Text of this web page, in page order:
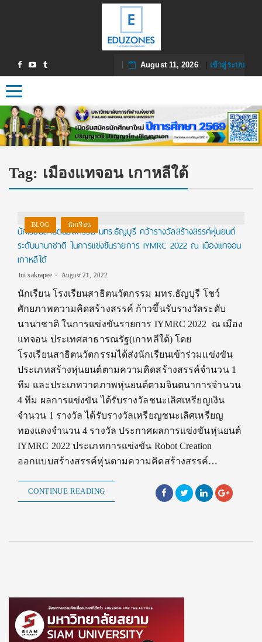
August 11, 2026| เข้าสู่ระบบ
Toggle navigation
Tag: เมืองแทจอน เกาหลีใต้
BLOG นักเรียน
นักเรียนสาธิตนวัตกรรม มทร.ธัญบุรี คว้ารางวัลสร้างสรรค์หุ่นยนต์
ระดับนานาชาติ ในการแข่งขันรายการ IYMRC 2022 ณ เมืองแทจอน
เกาหลีใต้
tui sakrapee August 21, 2022
นักเรียน โรงเรียนสาธิตนวัตกรรม มทร.ธัญบุรี โชว์
ศักยภาพความคิดสร้างสรรค์ ก้าวขึ้นรับรางวัลระดับ
นานาชาติ ในการแข่งขันรายการ IYMRC 2022 ณ เมือง
แทจอน ประเทศสาธารณรัฐ(เกาหลีใต้) โดย
โรงเรียนสาธิตนวัตกรรมได้ส่งนักเรียนเข้าร่วมแข่งขัน
ประเภทสร้างหุ่นยนต์ตามความคิดสร้างสรรค์จำนวน 1
ทีม และประเภทวาดภาพหุ่นยนต์ตามจินตนาการจำนวน
4 ทีม ผลการแข่งขัน ได้รับรางวัลชนะเลิศเหรียญเงิน
จำนวน 1 รางวัล ได้รับรางวัลเหรียญชนะเลิศเหรียญ
ทองแดงจำนวน 4 รางวัล ประกาศผลการแข่งขันหุ่นยนต์
IYMRC 2022 ประเภทการแข่งขัน Robot Creation
ออกแบบสร้างสรรค์หุ่นตามความคิดสร้างสรรค์…
CONTINUE READING